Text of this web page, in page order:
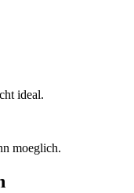
ideal.
moeglich.